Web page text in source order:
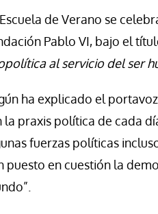
de Verano se
Pablo VI, bajo el
al servicio del ser
ha explicado el
la praxis política de cada
fuerzas políticas
puesto en cuestión la